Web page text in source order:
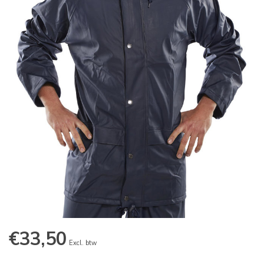
€33,50 Excl. btw